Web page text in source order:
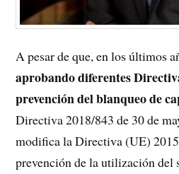
A pesar de que, en los últimos
aprobando diferentes
prevención del blanqueo de
Directiva 2018/843 de 30 de
modifica la Directiva (UE)
prevención de la utilización del